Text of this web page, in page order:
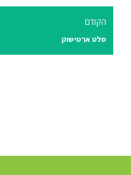
הקודם
סלט ארטישוק